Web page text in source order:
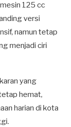
125 cc
versi
namun tetap
menjadi ciri
yang
hemat,
harian di kota